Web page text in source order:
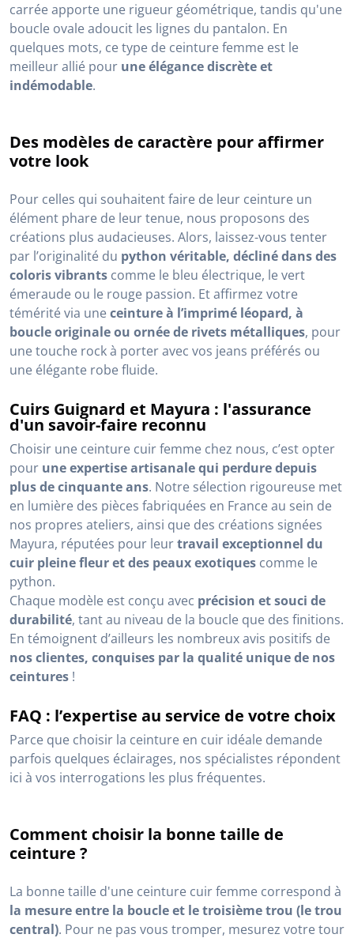
carrée apporte une rigueur géométrique, tandis qu'une
boucle ovale adoucit les lignes du pantalon. En
quelques mots, ce type de ceinture femme est le
meilleur allié pour une élégance discrète et
indémodable.
Des modèles de caractère pour affirmer
votre look
Pour celles qui souhaitent faire de leur ceinture un
élément phare de leur tenue, nous proposons des
créations plus audacieuses. Alors, laissez-vous tenter
par l’originalité du python véritable, décliné dans des
coloris vibrants comme le bleu électrique, le vert
émeraude ou le rouge passion. Et affirmez votre
témérité via uneceinture à l’imprimé léopard, à
boucle originale ou ornée de rivets métalliques, pour
une touche rock à porter avec vos jeans préférés ou
une élégante robe fluide.
Cuirs Guignard et Mayura : l'assurance
d'un savoir-faire reconnu
Choisir une ceinture cuir femme chez nous, c’est opter
pour une expertise artisanale qui perdure depuis
plus de cinquante ans. Notre sélection rigoureuse met
en lumière des pièces fabriquées en France au sein de
nos propres ateliers, ainsi que des créations signées
Mayura, réputées pour leurtravail exceptionnel du
cuir pleine fleur et des peaux exotiques comme le
python.
Chaque modèle est conçu avec précision et souci de
durabilité, tant au niveau de la boucle que des finitions.
En témoignent d’ailleurs les nombreux avis positifs de
nos clientes, conquises par la qualité unique de nos
ceintures !
FAQ : l’expertise au service de votre choix
Parce que choisir la ceinture en cuir idéale demande
parfois quelques éclairages, nos spécialistes répondent
ici à vos interrogations les plus fréquentes.
Comment choisir la bonne taille de
ceinture ?
La bonne taille d'une ceinture cuir femme correspond à
la mesure entre la boucle et le troisième trou (le trou
central). Pour ne pas vous tromper, mesurez votre tour